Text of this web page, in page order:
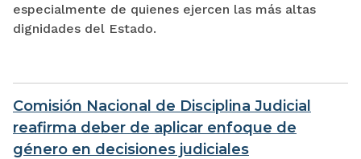
especialmente de quienes ejercen las más altas
dignidades del Estado.
Comisión Nacional de Disciplina Judicial
reafirma deber de aplicar enfoque de
género en decisiones judiciales